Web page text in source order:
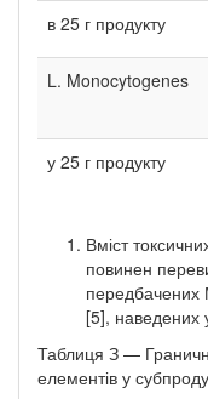
в 25 г продукту
L. Monocytogenes
у 25 г продукту
Вміст
повинен
[5], наведених
Таблиця З —
елементів у